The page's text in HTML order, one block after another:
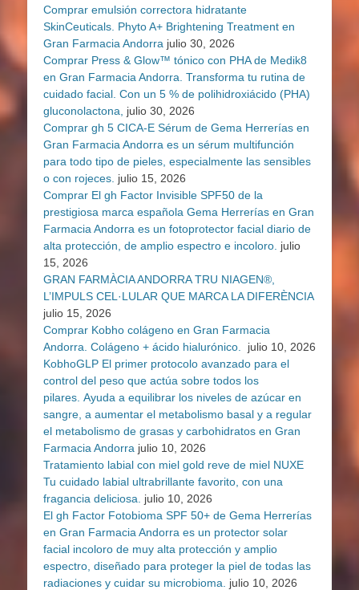
Comprar emulsión correctora hidratante
SkinCeuticals. Phyto A+ Brightening Treatment en
Gran Farmacia Andorra julio 30, 2026
Comprar Press & Glow™ tónico con PHA de Medik8
en Gran Farmacia Andorra. Transforma tu rutina de
cuidado facial. Con un 5 % de polihidroxiácido (PHA)
gluconolactona,
julio 30, 2026
Comprar gh 5 CICA-E Sérum de Gema Herrerías en
Gran Farmacia Andorra es un sérum multifunción
para todo tipo de pieles, especialmente las sensibles
o con rojeces. julio 15, 2026
Comprar El gh Factor Invisible SPF50 de la
prestigiosa marca española Gema Herrerías en Gran
Farmacia Andorra es un fotoprotector facial diario de
alta protección, de amplio espectro e incoloro. julio
15, 2026
GRAN FARMÀCIA ANDORRA TRU NIAGEN®,
L’IMPULS CEL·LULAR QUE MARCA LA DIFERÈNCIA
julio 15, 2026
Comprar Kobho colágeno en Gran Farmacia
Andorra. Colágeno + ácido hialurónico.
julio 10, 2026
KobhoGLP El primer protocolo avanzado para el
control del peso que actúa sobre todos los
pilares. Ayuda a equilibrar los niveles de azúcar en
sangre, a aumentar el metabolismo basal y a regular
el metabolismo de grasas y carbohidratos en Gran
Farmacia Andorra julio 10, 2026
Tratamiento labial con miel gold reve de miel NUXE
Tu cuidado labial ultrabrillante favorito, con una
fragancia deliciosa.
julio 10, 2026
El gh Factor Fotobioma SPF 50+ de Gema Herrerías
en Gran Farmacia Andorra es un protector solar
facial incoloro de muy alta protección y amplio
espectro, diseñado para proteger la piel de todas las
radiaciones y cuidar su microbioma.
julio 10, 2026